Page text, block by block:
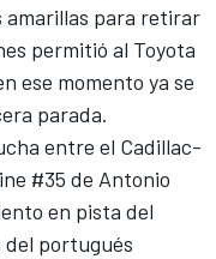
amarillas para retirar
permitió al Toyota
ese momento ya se
parada.
entre el Cadillac-
#35 de Antonio
en pista del
portugués